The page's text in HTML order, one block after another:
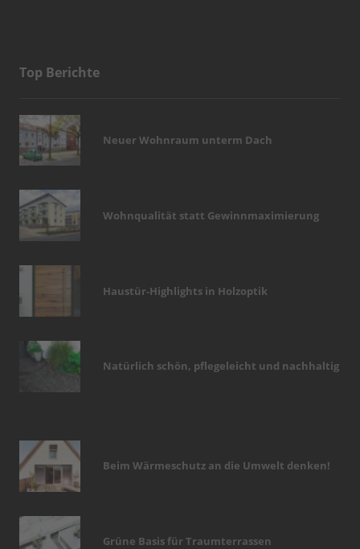
Top Berichte
Neuer Wohnraum unterm Dach
Wohnqualität statt Gewinnmaximierung
Haustür-Highlights in Holzoptik
Natürlich schön, pflegeleicht und nachhaltig
Beim Wärmeschutz an die Umwelt denken!
Grüne Basis für Traumterrassen